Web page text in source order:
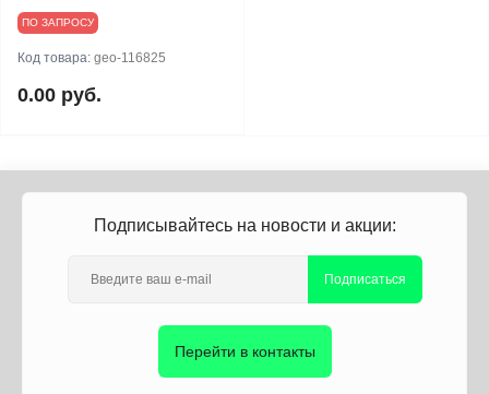
ПО ЗАПРОСУ
Код товара: geo-116825
0.00 руб.
Подписывайтесь на новости и акции:
Подписаться
Перейти в контакты